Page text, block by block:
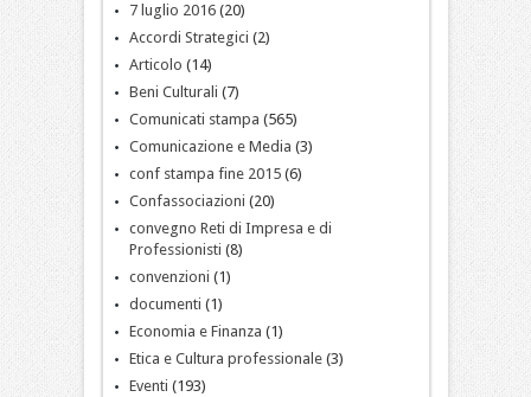
7 luglio 2016(20)
Accordi Strategici (2)
Articolo (14)
Beni Culturali (7)
Comunicati stampa (565)
Comunicazione e Media (3)
conf stampa fine 2015(6)
Confassociazioni (20)
convegno Reti di Impresa e di
Professionisti (8)
convenzioni (1)
documenti (1)
Economia e Finanza (1)
Etica e Cultura professionale(3)
Eventi (193)